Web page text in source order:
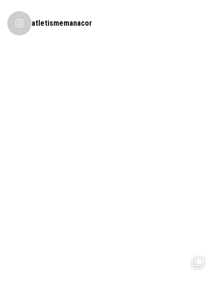
atletismemanacor